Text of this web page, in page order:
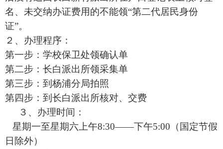
名、未交纳办证费用的不能领“第二代居民身份
证”。
２、办理程序：
第一步：学校保卫处领确认单
第二步：长白派出所领采集单
第三步：到杨浦分局拍照
第四步：到长白派出所核对、交费
３、办理时间：
星期一至星期六上午8:30——下午5:00（国定节假
日除外）